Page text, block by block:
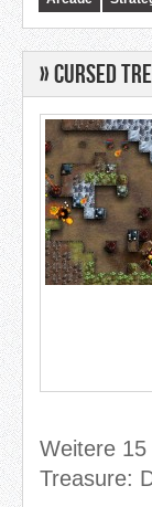
» Cursed
Weitere 15
Treasure: